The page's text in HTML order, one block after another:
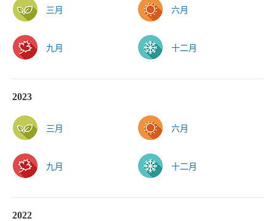
三月 六月
九月 十二月
2023
三月 六月
九月 十二月
2022